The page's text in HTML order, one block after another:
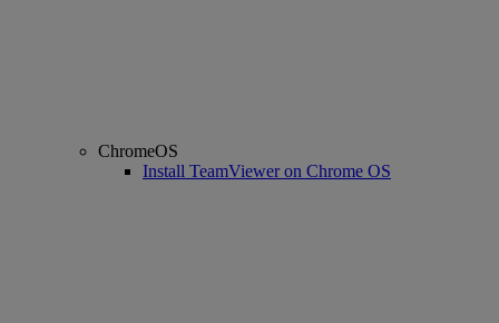
ChromeOS
Install TeamViewer on Chrome OS